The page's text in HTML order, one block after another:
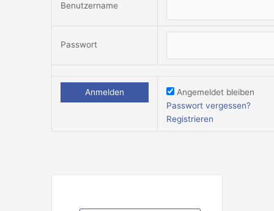
Benutzername
Passwort
Angemeldet bleiben
Passwort vergessen?
Registrieren